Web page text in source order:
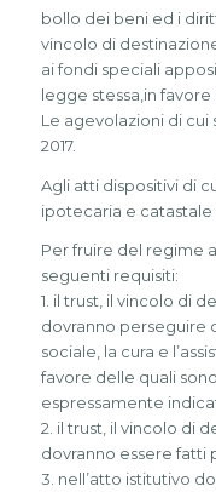
bollo dei beni ed i
vincolo di
ai fondi speciali
legge stessa,in
Le agevolazioni di cui
2017.
Agli atti dispositivi di
ipotecaria e catastale
Per fruire del regime
seguenti requisiti:
1. il trust, il vincolo di
dovranno perseguire
sociale, la cura e
favore delle quali
espressamente
2. il trust, il vincolo di
dovranno essere fatti
3. nell’atto istitutivo